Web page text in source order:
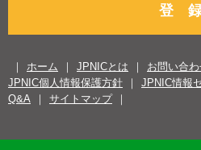
登
ホーム JPNICとは お問い合
JPNIC個人情報保護方針
JPNIC情報
Q&A
サイトマップ